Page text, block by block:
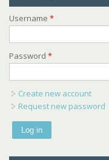
Username *
Password *
Create new account
Request new password